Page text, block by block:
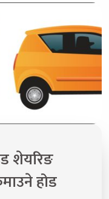
शेयरिङ
होड